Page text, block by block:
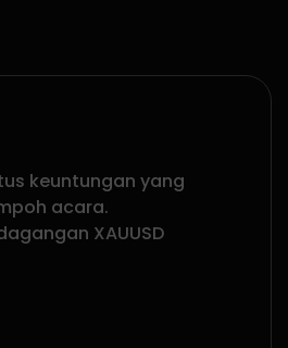
keuntungan yang
acara.
XAUUSD